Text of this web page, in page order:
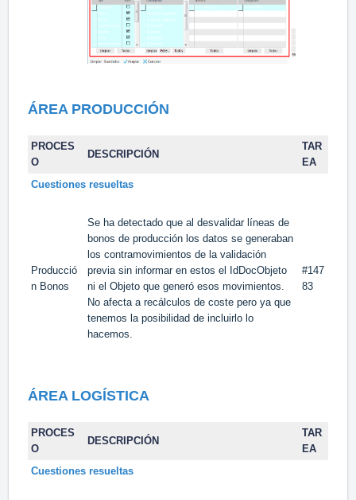
ÁREA PRODUCCIÓN
PROCES
O
DESCRIPCIÓN
TAR
EA
Cuestiones resueltas
Producció
n Bonos
Se ha detectado que al desvalidar líneas de
bonos de producción los datos se generaban
los contramovimientos de la validación
previa sin informar en estos el IdDocObjeto
ni el Objeto que generó esos movimientos.
No afecta a recálculos de coste pero ya que
tenemos la posibilidad de incluirlo lo
hacemos.
#147
83
ÁREA LOGÍSTICA
PROCES
O
DESCRIPCIÓN
TAR
EA
Cuestiones resueltas